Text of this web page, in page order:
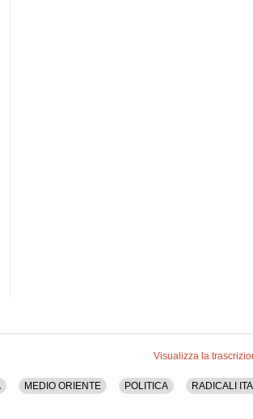
Visualizza la
MEDIO ORIENTE POLITICA RADICALI